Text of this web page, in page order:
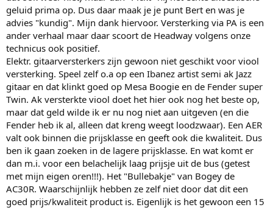
geluid prima op. Dus daar maak je je punt Bert en was je
advies "kundig". Mijn dank hiervoor. Versterking via PA is een
ander verhaal maar daar scoort de Headway volgens onze
technicus ook positief.
Elektr. gitaarversterkers zijn gewoon niet geschikt voor viool
versterking. Speel zelf o.a op een Ibanez artist semi ak Jazz
gitaar en dat klinkt goed op Mesa Boogie en de Fender super
Twin. Ak versterkte viool doet het hier ook nog het beste op,
maar dat geld wilde ik er nu nog niet aan uitgeven (en die
Fender heb ik al, alleen dat kreng weegt loodzwaar). Een AER
valt ook binnen die prijsklasse en geeft ook die kwaliteit. Dus
ben ik gaan zoeken in de lagere prijsklasse. En wat komt er
dan m.i. voor een belachelijk laag prijsje uit de bus (getest
met mijn eigen oren!!!). Het "Bullebakje" van Bogey de
AC30R. Waarschijnlijk hebben ze zelf niet door dat dit een
goed prijs/kwaliteit product is. Eigenlijk is het gewoon een 15